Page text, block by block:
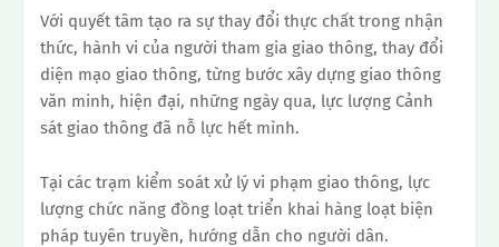
Với quyết tâm tạo ra sự thay đổi thực chất trong nhận
thức, hành vi của người tham gia giao thông, thay đổi
diện mạo giao thông, từng bước xây dựng giao thông
văn minh, hiện đại, những ngày qua, lực lượng Cảnh
sát giao thông đã nỗ lực hết mình.
Tại các trạm kiểm soát xử lý vi phạm giao thông, lực
lượng chức năng đồng loạt triển khai hàng loạt biện
pháp tuyên truyền, hướng dẫn cho người dân.